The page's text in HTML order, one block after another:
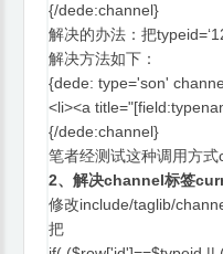
{/dede:channel}
解决的办法：把
解决方法如下：
{dede: type='son'
<li><a
{/dede:channel}
笔者经测试这种调用方
2、解决channel标签
修改include/taglib/
把